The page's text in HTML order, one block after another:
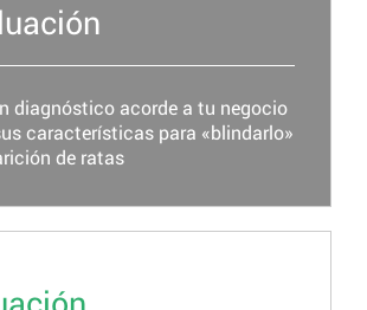
diagnóstico acorde a tu negocio
características para «blindarlo»
de ratas